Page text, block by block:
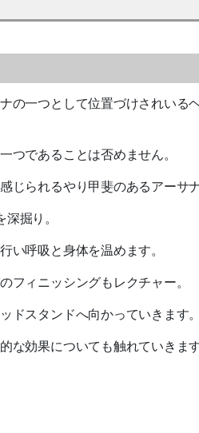
の一つとして位置づけされいる
つであることは否めません。
じられるやり甲斐のあるアーサ
掘り。
い呼吸と身体を温めます。
フィニッシングもレクチャー。
ドスタンドへ向かっていきます。
な効果についても触れていきます